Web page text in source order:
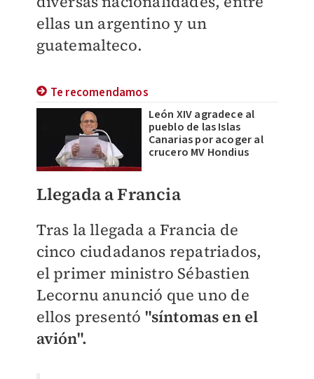
ellas un argentino y un
guatemalteco.
Te recomendamos
León XIV agradece al
pueblo de las Islas
Canarias por acoger al
crucero MV Hondius
Llegada a Francia
Tras la llegada a Francia de
cinco ciudadanos repatriados,
el primer ministro Sébastien
Lecornu anunció que uno de
ellos presentó "síntomas en el
avión".